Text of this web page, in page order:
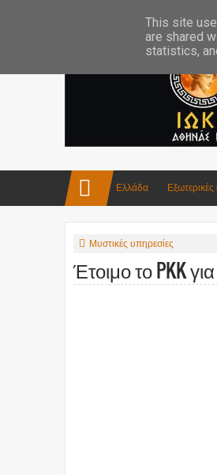
Ελλάδα Εξωτερικές
Μυστικές υπηρεσίες
Έτοιμο το PKK
This site
are shared
statistics,